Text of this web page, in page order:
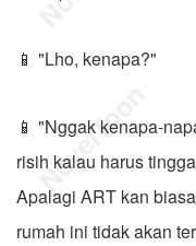
📱 "Lho, kenapa?"
📱 "Nggak kenapa-
risih kalau harus
Apalagi ART kan
rumah ini tidak akan